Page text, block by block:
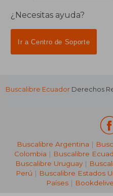
¿Necesitas ayuda?
Ir a Centro de Soporte
Buscalibre Ecuador Derechos
Buscalibre Argentina |
Colombia | Buscalibre
Buscalibre Uruguay|
Perú | Buscalibre Estados
Países |